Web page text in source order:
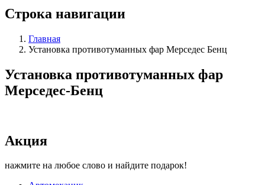
Строка навигации
Главная
Установка противотуманных фар Мерседес Бенц
Установка противотуманных фар
Мерседес-Бенц
Акция
нажмите на любое слово и найдите подарок!